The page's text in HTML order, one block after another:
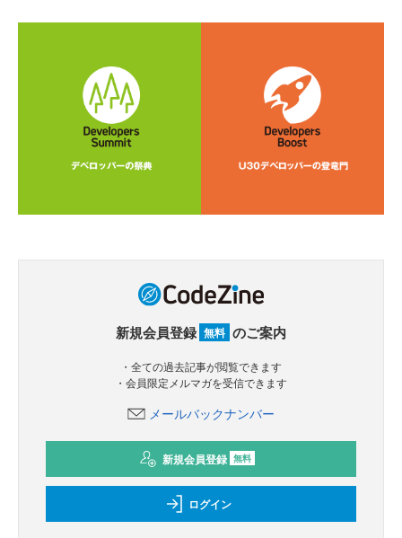
新規会員登録 無料 のご案内
・全ての過去記事が閲覧できます
・会員限定メルマガを受信できます
メールバックナンバー
新規会員登録 無料
ログイン